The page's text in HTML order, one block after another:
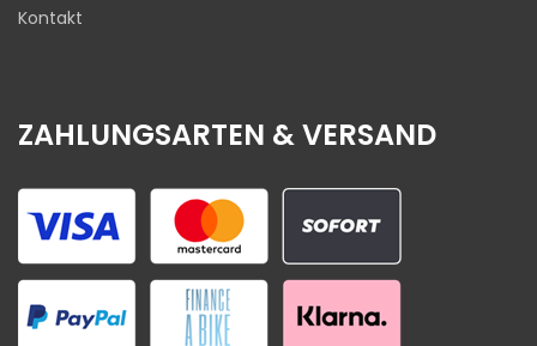
Kontakt
ZAHLUNGSARTEN & VERSAND